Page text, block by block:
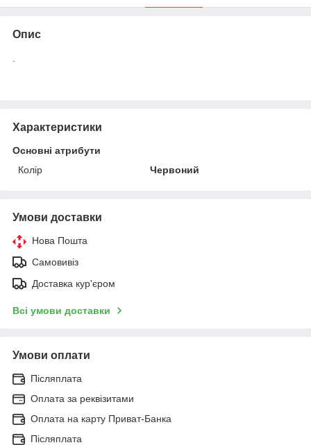
Опис
Характеристики
Основні атрибути
Колір
Червоний
Умови доставки
Нова Пошта
Самовивіз
Доставка кур'єром
Всі умови доставки
Умови оплати
Післяплата
Оплата за реквізитами
Оплата на карту Приват-Банка
Післяплата